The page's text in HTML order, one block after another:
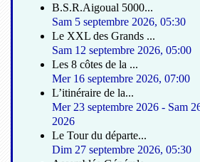
B.S.R.Aigoual 5000...
Sam 5 septembre 2026, 05:30
Le XXL des Grands ...
Sam 12 septembre 2026, 05:00
Les 8 côtes de la ...
Mer 16 septembre 2026, 07:00
L’itinéraire de la...
Mer 23 septembre 2026 - Sam
2026
Le Tour du départe...
Dim 27 septembre 2026, 05:30